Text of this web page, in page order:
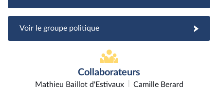
Voir le groupe politique
Collaborateurs
Mathieu Baillot d'Estivaux
Camille Berard